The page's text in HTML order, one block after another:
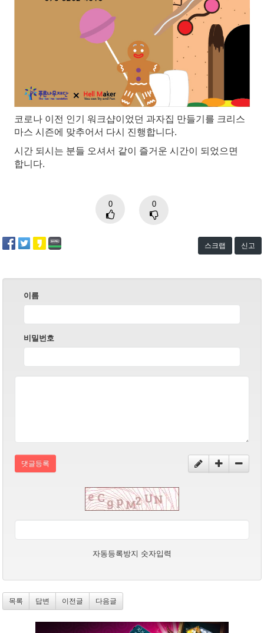
코로나 이전 인기 워크샵이었던 과자집 만들기를 크리스
마스 시즌에 맞추어서 다시 진행합니다.
시간 되시는 분들 오셔서 같이 즐거운 시간이 되었으면
합니다.
0 0
스크랩 신고
이름
비밀번호
댓글등록
자동등록방지 숫자입력
목록 답변 이전글 다음글